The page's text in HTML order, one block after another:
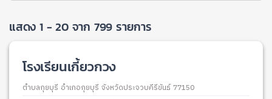
แสดง 1 - 20 จาก 799 รายการ
โรงเรียนเกี้ยวกวง
ตำบลกุยบุรี อำเภอกุยบุรี จังหวัดประจวบคีรีขันธ์ 77150